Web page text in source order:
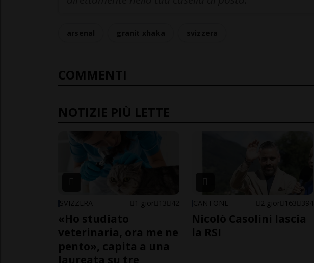
COMMENTI
NOTIZIE PIÙ LETTE
SVIZZERA 1 gior 13 42
«Ho studiato
veterinaria, ora me ne
pento», capita a una
CANTONE 2 gior 163 394
Nicolò Casolini lascia
la RSI